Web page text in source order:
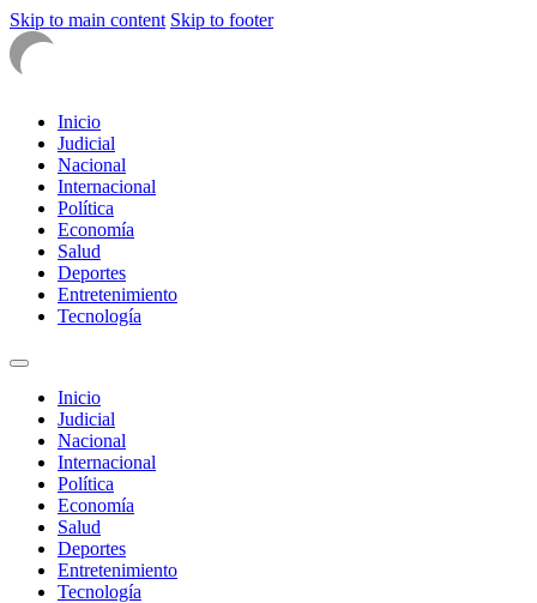
Skip to main content Skip to footer
Inicio
Judicial
Nacional
Internacional
Política
Economía
Salud
Deportes
Entretenimiento
Tecnología
Inicio
Judicial
Nacional
Internacional
Política
Economía
Salud
Deportes
Entretenimiento
Tecnología